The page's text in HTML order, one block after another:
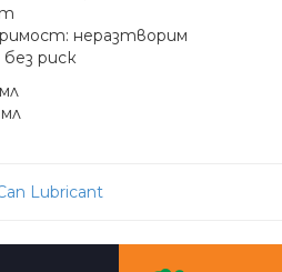
неразтворим
без риск
мл
Lubricant